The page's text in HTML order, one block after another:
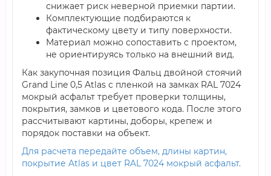
снижает риск неверной приемки партии.
Комплектующие подбираются к
фактическому цвету и типу поверхности.
Материал можно сопоставить с проектом,
не ориентируясь только на внешний вид.
Как закупочная позиция Фальц двойной стоячий
Grand Line 0,5 Atlas с пленкой на замках RAL 7024
мокрый асфальт требует проверки толщины,
покрытия, замков и цветового кода. После этого
рассчитывают картины, доборы, крепеж и
порядок поставки на объект.
Для расчета передайте объем, длины картин,
покрытие Atlas и цвет RAL 7024 мокрый асфальт.